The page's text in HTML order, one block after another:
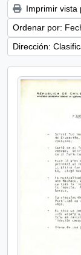
Imprimir vista
Ordenar por:
Dirección: